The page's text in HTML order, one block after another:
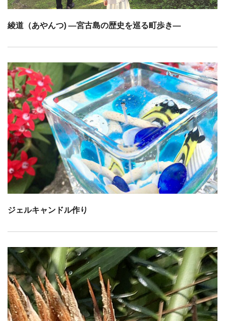
綾道（あやんつ) —宮古島の歴史を巡る町歩き—
ジェルキャンドル作り